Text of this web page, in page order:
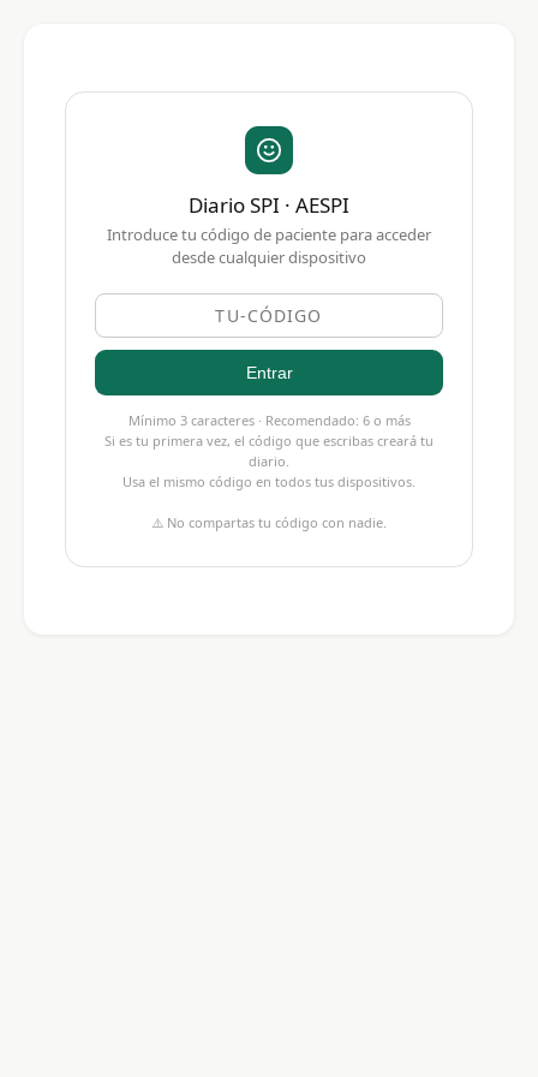
Diario SPI · AESPI
Introduce tu código de paciente para acceder
desde cualquier dispositivo
Entrar
Mínimo 3 caracteres · Recomendado: 6 o más
Si es tu primera vez, el código que escribas creará tu
diario.
Usa el mismo código en todos tus dispositivos.
⚠️ No compartas tu código con nadie.